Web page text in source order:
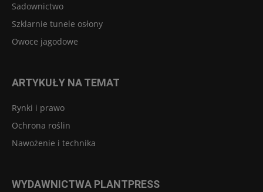
Sadownictwo
Szklarnie tunele osłony
Owoce jagodowe
ARTYKUŁY NA TEMAT
Rynki i prawo
Ochrona roślin
Nawożenie i technika
WYDAWNICTWA PLANTPRESS